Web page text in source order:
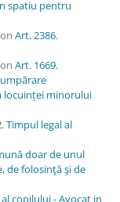
spatiu pentru
Art. 2386.
Art. 1669.
locuinței minorului
Timpul legal al
doar de unul
de folosinţă şi de
copilului - Avocat in